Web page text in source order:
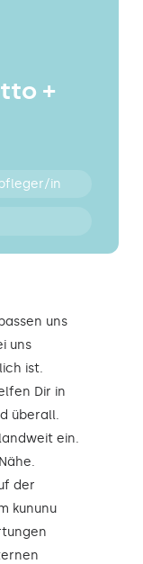
+
in
uns
uns
ist.
Dir in
überall.
ein.
der
kununu